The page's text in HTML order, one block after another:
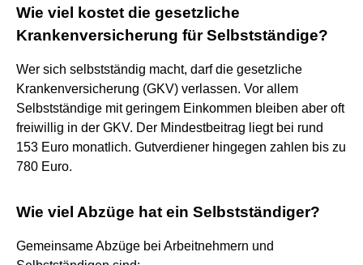
Wie viel kostet die gesetzliche
Krankenversicherung für Selbstständige?
Wer sich selbstständig macht, darf die gesetzliche
Krankenversicherung (GKV) verlassen. Vor allem
Selbstständige mit geringem Einkommen bleiben aber oft
freiwillig in der GKV. Der Mindestbeitrag liegt bei rund
153 Euro monatlich. Gutverdiener hingegen zahlen bis zu
780 Euro.
Wie viel Abzüge hat ein Selbstständiger?
Gemeinsame Abzüge bei Arbeitnehmern und